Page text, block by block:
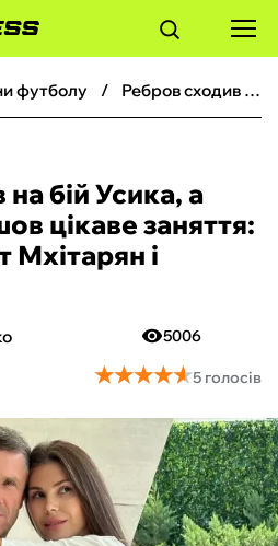
футболу Ребров сходив на бій Усика, а його син знайшов цікаве заняття: ось до чого тут Мхітарян і Маррей
бій Усика, а
цікаве заняття:
Мхітарян і
5006
★★★★★
★★★★★5 голосів